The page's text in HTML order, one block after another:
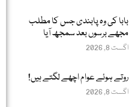
بابا کی وہ پابندی جس کا مطلب
مجھے برسوں بعد سمجھ آیا
اگست 8, 2026
روتے ہوئے عوام اچھے لگتے ہیں!
اگست 8, 2026